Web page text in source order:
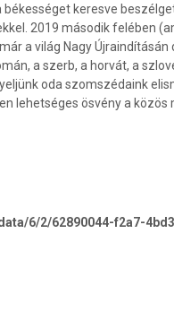
keresve
2019 második felében
a világ Nagy
a szerb, a horvát, a
oda szomszédaink
lehetséges ösvény a
6/2/62890044-f2a7-